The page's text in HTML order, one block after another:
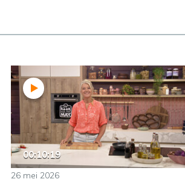
00:10:19
26 mei 2026